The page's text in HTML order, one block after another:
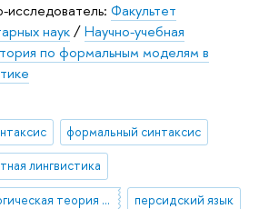
Факультет
наук/Научно-учебная
по формальным моделям в
формальный синтаксис
лингвистика
фонологическая теория элементов персидский язык